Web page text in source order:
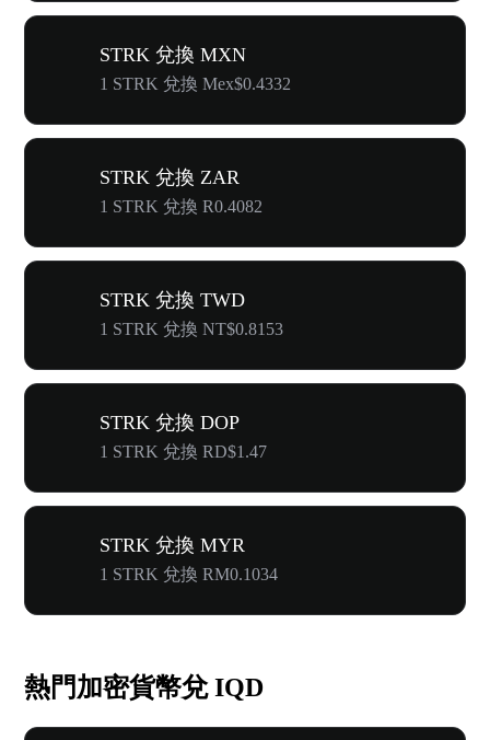
STRK 兌換 MXN
1 STRK 兌換 Mex$0.4332
STRK 兌換 ZAR
1 STRK 兌換 R0.4082
STRK 兌換 TWD
1 STRK 兌換 NT$0.8153
STRK 兌換 DOP
1 STRK 兌換 RD$1.47
STRK 兌換 MYR
1 STRK 兌換 RM0.1034
熱門加密貨幣兌 IQD